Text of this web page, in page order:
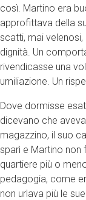
così. Martino era
approfittava della
scatti, mai
dignità. Un
rivendicasse una
umiliazione. Un
Dove dormisse
dicevano che
magazzino, il suo
sparì e Martino non
quartiere più o
pedagogia, come
non urlava più le